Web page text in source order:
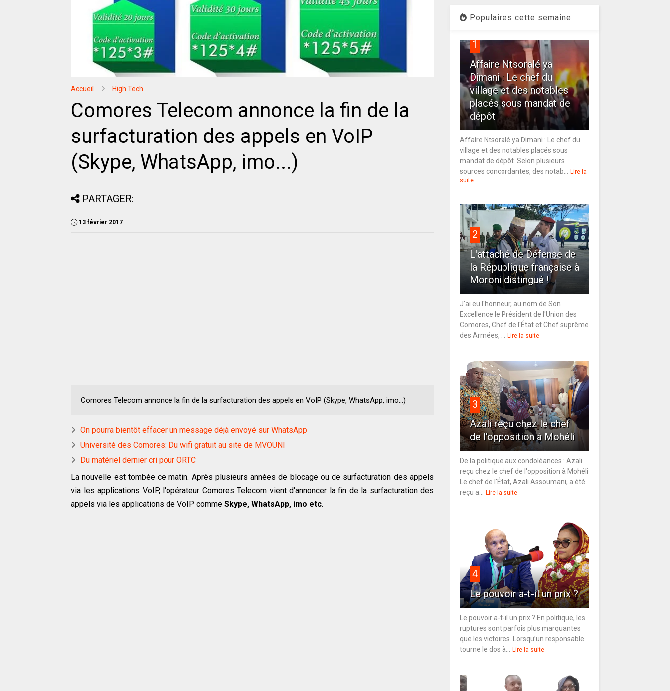
Accueil High Tech
Comores Telecom annonce la fin de la
surfacturation des appels en VoIP
(Skype, WhatsApp, imo...)
PARTAGER:
13 février 2017
Comores Telecom annonce la fin de la surfacturation des appels en VoIP (Skype, WhatsApp, imo...)
On pourra bientôt effacer un message déjà envoyé sur WhatsApp
Université des Comores: Du wifi gratuit au site de MVOUNI
Du matériel dernier cri pour ORTC
La nouvelle est tombée ce matin. Après plusieurs années de blocage ou de surfacturation des appels
via les applications VoIP, l'opérateur Comores Telecom vient d'annoncer la fin de la surfacturation des
appels via les applications de VoIP comme Skype, WhatsApp, imo etc.
Populaires cette semaine
1
Affaire Ntsoralé ya
Dimani : Le chef du
village et des notables
placés sous mandat de
dépôt
Affaire Ntsoralé ya Dimani : Le chef du
village et des notables placés sous
mandat de dépôt Selon plusieurs
sources concordantes, des notab...
Lire la
suite
2
L'attaché de Défense de
la République française à
Moroni distingué !
J'ai eu l'honneur, au nom de Son
Excellence le Président de l'Union des
Comores, Chef de l'État et Chef suprême
des Armées, ...
Lire la suite
3
Azali reçu chez le chef
de l'opposition à Mohéli
De la politique aux condoléances : Azali
reçu chez le chef de l'opposition à Mohéli
Le chef de l'État, Azali Assoumani, a été
reçu a...
Lire la suite
4
Le pouvoir a-t-il un prix ?
Le pouvoir a-t-il un prix ? En politique, les
ruptures sont parfois plus marquantes
que les victoires. Lorsqu’un responsable
tourne le dos à...
Lire la suite